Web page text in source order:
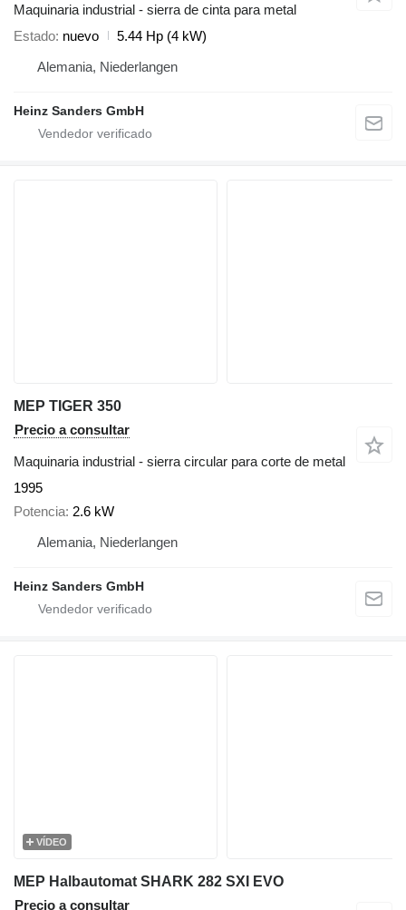
Maquinaria industrial - sierra de cinta para metal
Estado nuevo
5.44 Hp (4 kW)
Alemania, Niederlangen
Heinz Sanders GmbH
MEP TIGER 350
Precio a consultar
Maquinaria industrial - sierra circular para corte de metal
1995
Potencia 2.6 kW
Alemania, Niederlangen
Heinz Sanders GmbH
VÍDEO
MEP Halbautomat SHARK 282 SXI EVO
Precio a consultar